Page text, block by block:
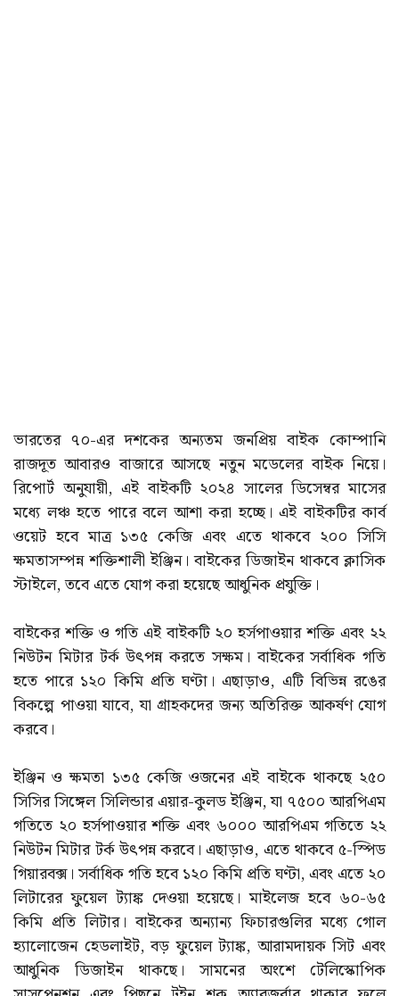
ভারতের ৭০-এর দশকের অন্যতম জনপ্রিয় বাইক কোম্পানি
রাজদূত আবারও বাজারে আসছে নতুন মডেলের বাইক নিয়ে।
রিপোর্ট অনুযায়ী, এই বাইকটি ২০২৪ সালের ডিসেম্বর মাসের
মধ্যে লঞ্চ হতে পারে বলে আশা করা হচ্ছে। এই বাইকটির কার্ব
ওয়েট হবে মাত্র ১৩৫ কেজি এবং এতে থাকবে ২০০ সিসি
ক্ষমতাসম্পন্ন শক্তিশালী ইঞ্জিন। বাইকের ডিজাইন থাকবে ক্লাসিক
স্টাইলে, তবে এতে যোগ করা হয়েছে আধুনিক প্রযুক্তি।
বাইকের শক্তি ও গতি এই বাইকটি ২০ হর্সপাওয়ার শক্তি এবং ২২
নিউটন মিটার টর্ক উৎপন্ন করতে সক্ষম। বাইকের সর্বাধিক গতি
হতে পারে ১২০ কিমি প্রতি ঘণ্টা। এছাড়াও, এটি বিভিন্ন রঙের
বিকল্পে পাওয়া যাবে, যা গ্রাহকদের জন্য অতিরিক্ত আকর্ষণ যোগ
করবে।
ইঞ্জিন ও ক্ষমতা ১৩৫ কেজি ওজনের এই বাইকে থাকছে ২৫০
সিসির সিঙ্গেল সিলিন্ডার এয়ার-কুলড ইঞ্জিন, যা ৭৫০০ আরপিএম
গতিতে ২০ হর্সপাওয়ার শক্তি এবং ৬০০০ আরপিএম গতিতে ২২
নিউটন মিটার টর্ক উৎপন্ন করবে। এছাড়াও, এতে থাকবে ৫-স্পিড
গিয়ারবক্স। সর্বাধিক গতি হবে ১২০ কিমি প্রতি ঘণ্টা, এবং এতে ২০
লিটারের ফুয়েল ট্যাঙ্ক দেওয়া হয়েছে। মাইলেজ হবে ৬০-৬৫
কিমি প্রতি লিটার। বাইকের অন্যান্য ফিচারগুলির মধ্যে গোল
হ্যালোজেন হেডলাইট, বড় ফুয়েল ট্যাঙ্ক, আরামদায়ক সিট এবং
আধুনিক ডিজাইন থাকছে। সামনের অংশে টেলিস্কোপিক